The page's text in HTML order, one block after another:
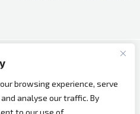
browsing experience, serve
analyse our traffic. By
to our use of
Bh Dijaspora.